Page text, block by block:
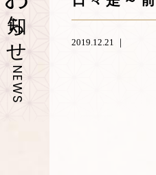
知らせ
NEWS
2019.12.21 ｜